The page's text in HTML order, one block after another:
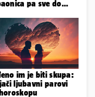
pa sve do
im je biti skupa:
ljubavni parovi